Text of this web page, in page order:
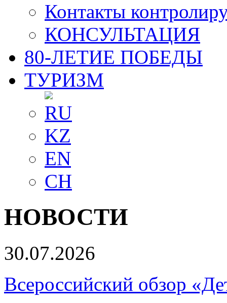
Контакты
КОНСУЛЬТАЦИЯ
80-ЛЕТИЕ ПОБЕДЫ
ТУРИЗМ
RU
KZ
EN
CH
НОВОСТИ
30.07.2026
Всероссийский обзор